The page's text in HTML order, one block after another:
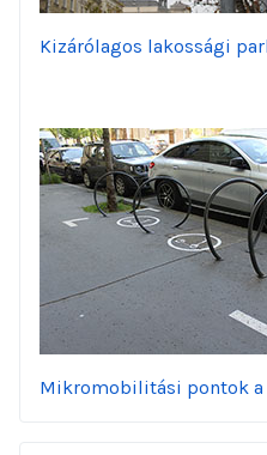
Kizárólagos lakossági
Mikromobilitási pontok a